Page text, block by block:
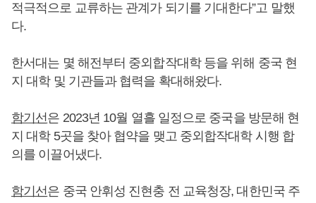
적극적으로 교류하는 관계가 되기를 기대한다”고 말했
다.
한서대는 몇 해전부터 중외합작대학 등을 위해 중국 현
지 대학 및 기관들과 협력을 확대해왔다.
함기선은 2023년 10월 열흘 일정으로 중국을 방문해 현
지 대학 5곳을 찾아 협약을 맺고 중외합작대학 시행 합
의를 이끌어냈다.
함기선은 중국 안휘성 진현충 전 교육청장, 대한민국 주